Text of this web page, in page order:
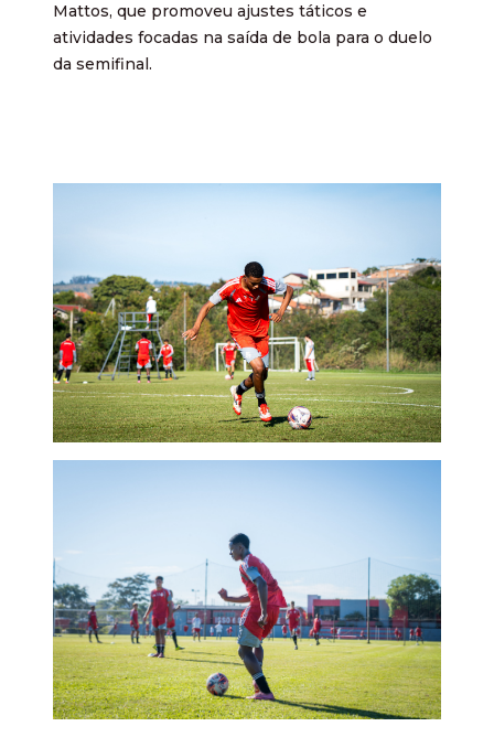
Mattos, que promoveu ajustes táticos e
atividades focadas na saída de bola para o duelo
da semifinal.